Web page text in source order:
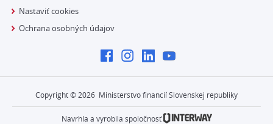
Nastaviť cookies
Ochrana osobných údajov
Copyright © 2026 Ministerstvo financií Slovenskej republiky
Navrhla a vyrobila spoločnosť